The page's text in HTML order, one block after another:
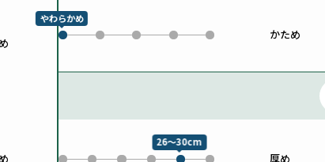
0
やわらかめ
1 2 3 かため
4
0 1 2 3
26～30cm
厚め
5